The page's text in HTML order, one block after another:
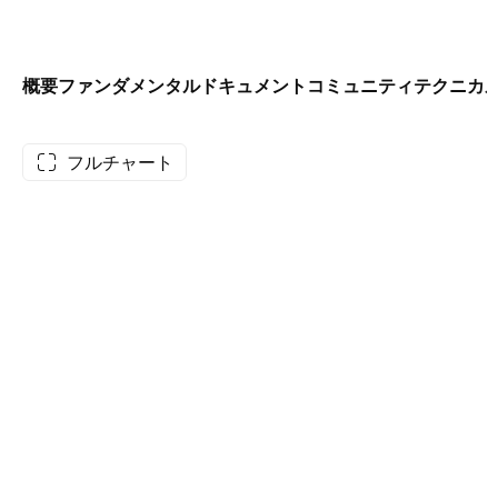
概要ファンダメンタルドキュメント コミュニティテクニカ
フルチャート